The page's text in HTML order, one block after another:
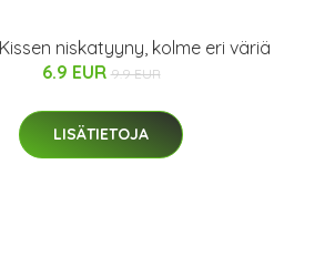
niskatyyny, kolme eri väriä
6.9 EUR 9.9 EUR
LISÄTIETOJA